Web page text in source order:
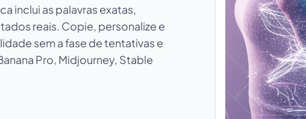
inclui as palavras exatas,
reais. Copie, personalize e
sem a fase de tentativas e
Pro, Midjourney, Stable